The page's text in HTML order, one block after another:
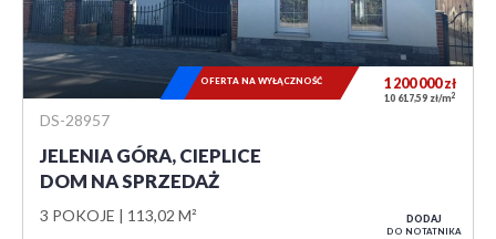
DS-28957
JELENIA GÓRA, CIEPLICE
DOM NA SPRZEDAŻ
3 POKOJE 113,02 M²
1 200 000zł
10 617,59 zł/m2
OFERTA NA WYŁĄCZNOŚĆ
DODAJ
DO NOTATNIKA